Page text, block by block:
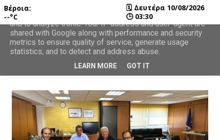
Βέροια:
--°C
🗓 Δευτέρα 10/08/2026
🕒 03:30
This site uses cookies from Google to deliver its services
and to analyze traffic. Your IP address and user-agent are
shared with Google along with performance and security
metrics to ensure quality of service, generate usage
statistics, and to detect and address abuse.
LEARN MORE GOT IT